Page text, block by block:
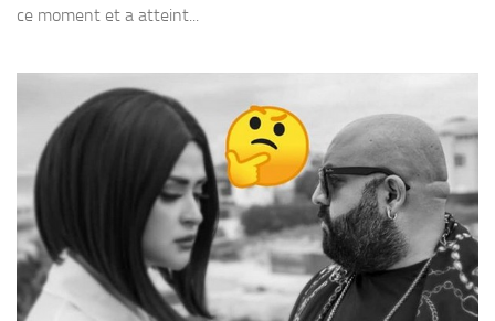
ce moment et a atteint...